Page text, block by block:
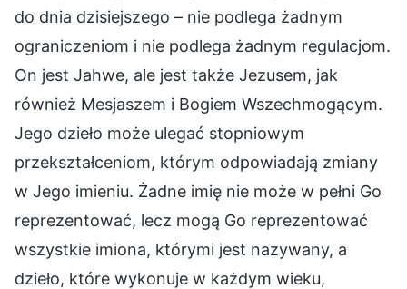
do dnia dzisiejszego – nie podlega żadnym
ograniczeniom i nie podlega żadnym regulacjom.
On jest Jahwe, ale jest także Jezusem, jak
również Mesjaszem i Bogiem Wszechmogącym.
Jego dzieło może ulegać stopniowym
przekształceniom, którym odpowiadają zmiany
w Jego imieniu. Żadne imię nie może w pełni Go
reprezentować, lecz mogą Go reprezentować
wszystkie imiona, którymi jest nazywany, a
dzieło, które wykonuje w każdym wieku,